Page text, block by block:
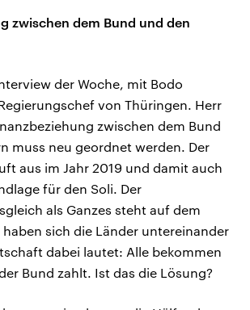
zwischen dem Bund und den
der Woche, mit Bodo
von Thüringen. Herr
zwischen dem Bund
muss neu geordnet werden. Der
aus im Jahr 2019 und damit auch
für den Soli. Der
als Ganzes steht auf dem
sich die Länder untereinander
dabei lautet: Alle bekommen
Bund zahlt. Ist das die Lösung?